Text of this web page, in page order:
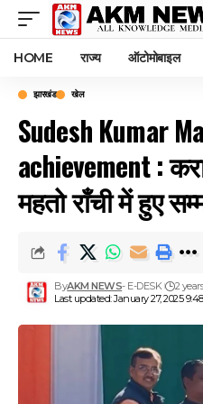
HOME राज्य ऑटोमोबाइल
झारखंड खेल
Sudesh Kumar
achievement :
महतो राँची में हुए
Last updated: January 27, 2025
ByAKM NEWS- E-DESK 2